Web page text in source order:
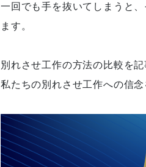
一回でも手を抜いてしまうと
ます。
別れさせ工作の方法の比較を
私たちの別れさせ工作への信